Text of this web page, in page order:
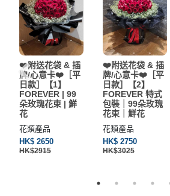
❤️附送花袋 & 插
牌/心意卡❤️［平
日款］【1】
FOREVER | 99
朵玫瑰花束 | 鮮
花
花類產品
HK$ 2650
HK$2915
❤️附送花袋 & 插
牌/心意卡❤️［平
日款］【2】
FOREVER 特式
包裝｜99朵玫瑰
花束｜鮮花
花類產品
HK$ 2750
HK$3025